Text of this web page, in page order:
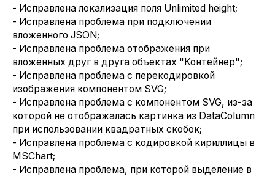
- Исправлена локализация поля Unlimited height;
- Исправлена проблема при подключении
вложенного JSON;
- Исправлена проблема отображения при
вложенных друг в друга объектах "Контейнер";
- Исправлена проблема с перекодировкой
изображения компонентом SVG;
- Исправлена проблема с компонентом SVG, из-за
которой не отображалась картинка из DataColumn
при использовании квадратных скобок;
- Исправлена проблема с кодировкой кириллицы в
MSChart;
- Исправлена проблема, при которой выделение в